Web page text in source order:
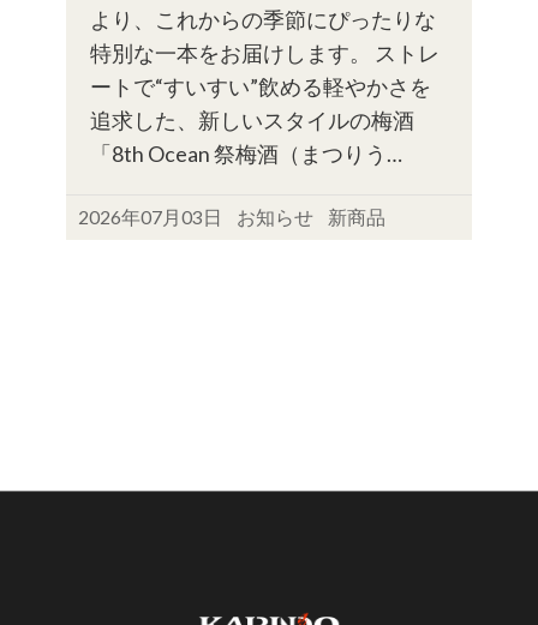
より、これからの季節にぴったりな
特別な一本をお届けします。 ストレ
ートで“すいすい”飲める軽やかさを
追求した、新しいスタイルの梅酒
「8th Ocean 祭梅酒（まつりう…
2026年07月03日 お知らせ 新商品